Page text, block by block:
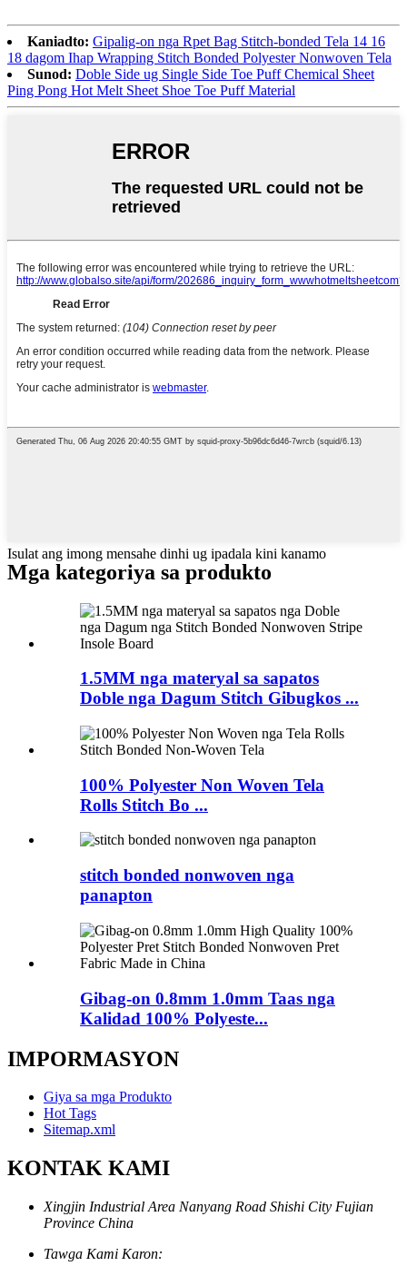
Kaniadto: Gipalig-on nga Rpet Bag Stitch-bonded Tela 14 16
18 dagom Ihap Wrapping Stitch Bonded Polyester Nonwoven Tela
Sunod: Doble Side ug Single Side Toe Puff Chemical Sheet
Ping Pong Hot Melt Sheet Shoe Toe Puff Material
Isulat ang imong mensahe dinhi ug ipadala kini kanamo
Mga kategoriya sa produkto
1.5MM nga materyal sa sapatos
Doble nga Dagum Stitch Gibugkos ...
100% Polyester Non Woven Tela
Rolls Stitch Bo ...
stitch bonded nonwoven nga
panapton
Gibag-on 0.8mm 1.0mm Taas nga
Kalidad 100% Polyeste...
IMPORMASYON
Giya sa mga Produkto
Hot Tags
Sitemap.xml
KONTAK KAMI
Xingjin Industrial Area Nanyang Road Shishi City Fujian
Province China
Tawga Kami Karon: